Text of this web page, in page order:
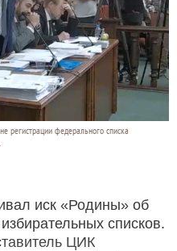
регистрации федерального списка
иск «Родины» об
списков.
ЦИК